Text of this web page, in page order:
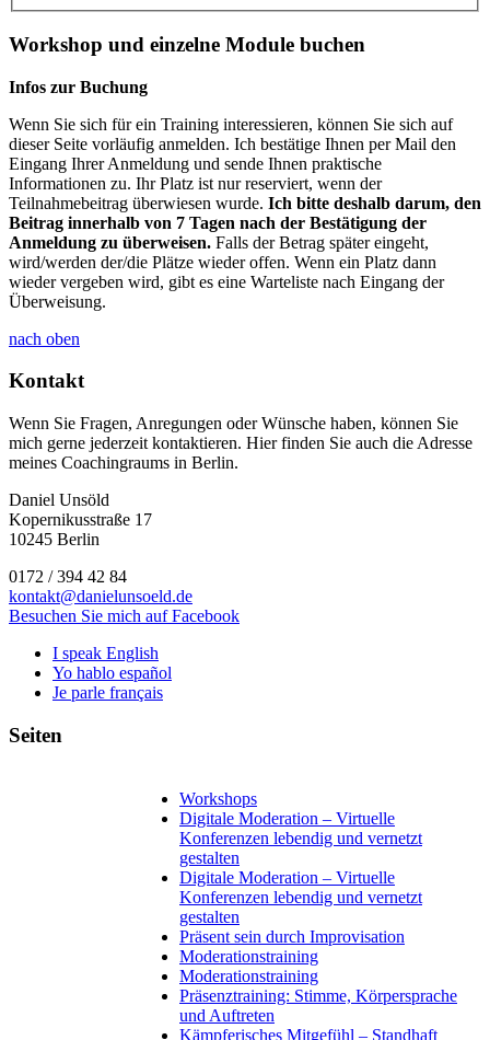
Workshop und einzelne Module buchen
Infos zur Buchung
Wenn Sie sich für ein Training interessieren, können Sie sich auf
dieser Seite vorläufig anmelden. Ich bestätige Ihnen per Mail den
Eingang Ihrer Anmeldung und sende Ihnen praktische
Informationen zu. Ihr Platz ist nur reserviert, wenn der
Teilnahmebeitrag überwiesen wurde. Ich bitte deshalb darum, den
Beitrag innerhalb von 7 Tagen nach der Bestätigung der
Anmeldung zu überweisen. Falls der Betrag später eingeht,
wird/werden der/die Plätze wieder offen. Wenn ein Platz dann
wieder vergeben wird, gibt es eine Warteliste nach Eingang der
Überweisung.
nach oben
Kontakt
Wenn Sie Fragen, Anregungen oder Wünsche haben, können Sie
mich gerne jederzeit kontaktieren. Hier finden Sie auch die Adresse
meines Coachingraums in Berlin.
Daniel Unsöld
Kopernikusstraße 17
10245 Berlin
0172 / 394 42 84
kontakt@danielunsoeld.de
Besuchen Sie mich auf Facebook
I speak English
Yo hablo español
Je parle français
Seiten
Workshops
Digitale Moderation – Virtuelle
Konferenzen lebendig und vernetzt
gestalten
Digitale Moderation – Virtuelle
Konferenzen lebendig und vernetzt
gestalten
Präsent sein durch Improvisation
Moderationstraining
Moderationstraining
Präsenztraining: Stimme, Körpersprache
und Auftreten
Kämpferisches Mitgefühl – Standhaft